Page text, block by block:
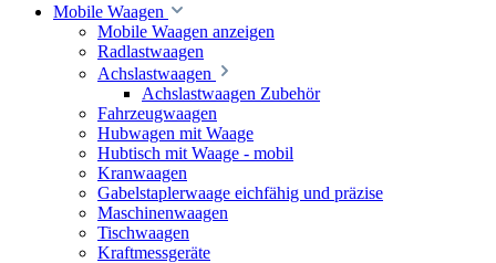
Mobile Waagen
Mobile Waagen anzeigen
Radlastwaagen
Achslastwaagen
Achslastwaagen Zubehör
Fahrzeugwaagen
Hubwagen mit Waage
Hubtisch mit Waage - mobil
Kranwaagen
Gabelstaplerwaage eichfähig und präzise
Maschinenwaagen
Tischwaagen
Kraftmessgeräte